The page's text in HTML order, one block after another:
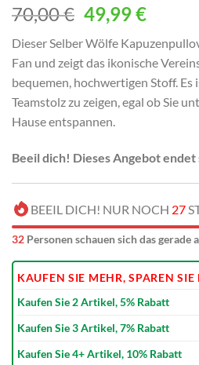
70,00€ Ursprünglicher
Preis
war:
70,00 €
49,99€
ist:
49,99
Dieser Selber Wölfe
Fan und zeigt das ikonische
bequemen, hochwertigen Stoff.
Teamstolz zu zeigen, egal ob Sie
Hause entspannen.
Beeil dich! Dieses Angebot endet
BEEIL DICH! NUR NOCH 27
32 Personen schauen sich das gerade
KAUFEN SIE MEHR, SPAREN SIE
Kaufen Sie 2 Artikel, 5% Rabatt
Kaufen Sie 3 Artikel, 7% Rabatt
Kaufen Sie 4+ Artikel, 10% Rabatt